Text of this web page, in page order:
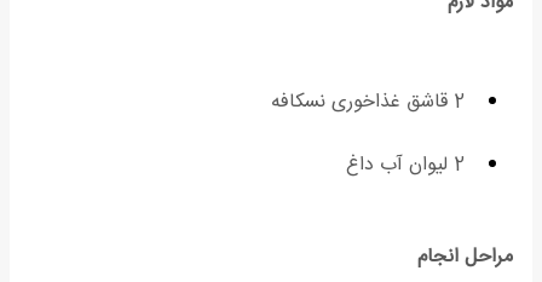
2 قاشق غذاخوری نسکافه
2 لیوان آب داغ
مراحل انجام